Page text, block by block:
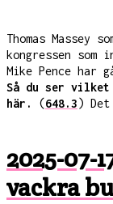
Thomas Massey
kongressen som
Mike Pence
Så du ser vilket
här.
(648.3)
2025-07-
vackra